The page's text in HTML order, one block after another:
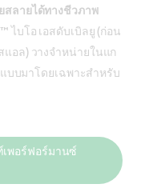
สลายได้ทางชีวภาพ
บโอ เอสดับเบิลยู (ก่อน
อล) วางจำหน่ายในแก
บบมาโดยเฉพาะสำหรับ
พอร์ฟอร์มานซ์